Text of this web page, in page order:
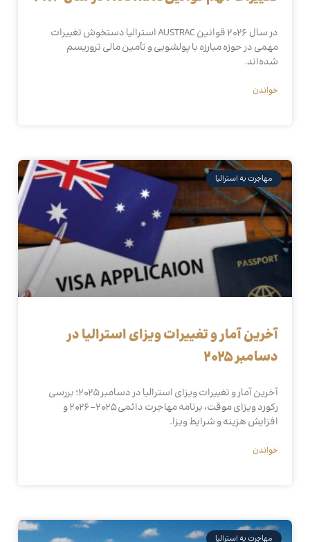
در سال ۲۰۲۶ قوانین AUSTRAC استرالیا دستخوش تغییرات
مهمی در حوزه مبارزه با پولشویی و تأمین مالی تروریسم
شده‌اند.
خواندن
مهاجرت به استرالیا
آخرین آمار و تغییرات ویزای استرالیا در
دسامبر ۲۰۲۵
آخرین آمار و تغییرات ویزای استرالیا در دسامبر ۲۰۲۵؛ بررسی
رکورد ویزای موقت، برنامه مهاجرت دائمی ۲۰۲۵–۲۰۲۶ و
افزایش هزینه و شرایط ویزا.
خواندن
مهاجرت به استرالیا